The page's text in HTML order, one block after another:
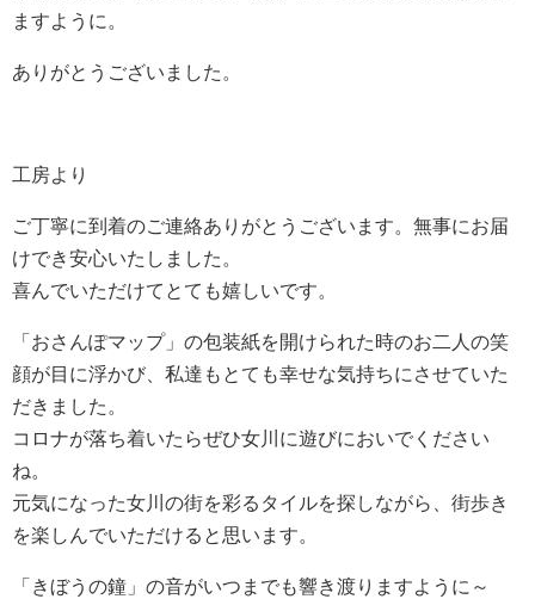
ますように。
ありがとうございました。
工房より
ご丁寧に到着のご連絡ありがとうございます。無事にお届
けでき安心いたしました。
喜んでいただけてとても嬉しいです。
「おさんぽマップ」の包装紙を開けられた時のお二人の笑
顔が目に浮かび、私達もとても幸せな気持ちにさせていた
だきました。
コロナが落ち着いたらぜひ女川に遊びにおいでください
ね。
元気になった女川の街を彩るタイルを探しながら、街歩き
を楽しんでいただけると思います。
「きぼうの鐘」の音がいつまでも響き渡りますように～